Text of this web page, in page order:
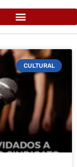
CULTURAL